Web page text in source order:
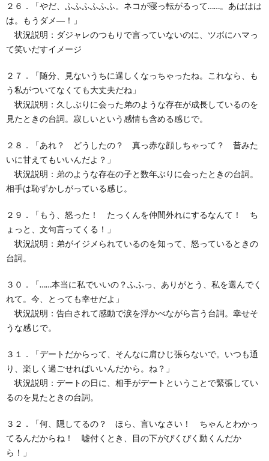
２６．「やだ、ふふふふふふ。ネコが寝っ転がるって……。あははは
は。もうダメ―！」
状況説明：ダジャレのつもりで言っていないのに、ツボにハマっ
て笑いだすイメージ
２７．「随分、見ないうちに逞しくなっちゃったね。これなら、も
う私がついてなくても大丈夫だね」
状況説明：久しぶりに会った弟のような存在が成長しているのを
見たときの台詞。寂しいという感情も含める感じで。
２８．「あれ？ どうしたの？ 真っ赤な顔しちゃって？ 昔みた
いに甘えてもいいんだよ？」
状況説明：弟のような存在の子と数年ぶりに会ったときの台詞。
相手は恥ずかしがっている感じ。
２９．「もう、怒った！ たっくんを仲間外れにするなんて！ ち
ょっと、文句言ってくる！」
状況説明：弟がイジメられているのを知って、怒っているときの
台詞。
３０．「……本当に私でいいの？ふふっ、ありがとう、私を選んでく
れて。今、とっても幸せだよ」
状況説明：告白されて感動で涙を浮かべながら言う台詞。幸せそ
うな感じで。
３１．「デートだからって、そんなに肩ひじ張らないで。いつも通
り、楽しく過ごせればいいんだから。ね？」
状況説明：デートの日に、相手がデートということで緊張してい
るのを見たときの台詞。
３２．「何、隠してるの？ ほら、言いなさい！ ちゃんとわかっ
てるんだからね！ 嘘付くとき、目の下がぴくぴく動くんだか
ら！」